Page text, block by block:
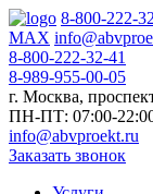
8-800-222-
MAX
8-800-222-32-41
8-989-955-00-05
г. Москва,
ПН-ПТ: 07:00-
info@abvproekt.ru
Заказать звонок